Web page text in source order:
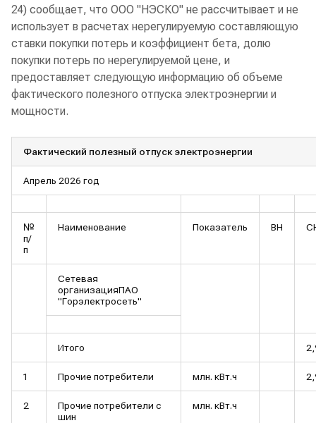
24) сообщает, что ООО "НЭСКО" не рассчитывает и не
использует в расчетах нерегулируемую составляющую
ставки покупки потерь и коэффициент бета, долю
покупки потерь по нерегулируемой цене, и
предоставляет следующую информацию об объеме
фактического полезного отпуска электроэнергии и
мощности.
Фактический полезный отпуск электроэнергии
Апрель 2026 год
№
п/
п
Наименование Показатель ВН
Сетевая
организацияПАО
"Горэлектросеть"
Итого
1 Прочие потребители млн. кВт.ч
2
Прочие потребители с
шин
млн. кВт.ч